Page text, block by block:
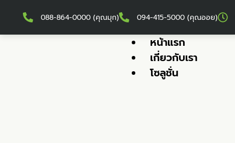
088-864-0000 (คุณมุก) 094-415-5000 (คุณออย)
หน้าแรก
เกี่ยวกับเรา
โซลูชั่น